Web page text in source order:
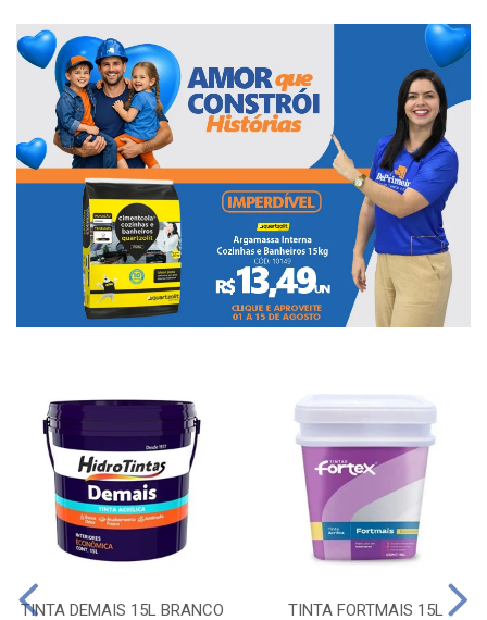
TINTA DEMAIS 15L BRANCO TINTA FORTMAIS 15L